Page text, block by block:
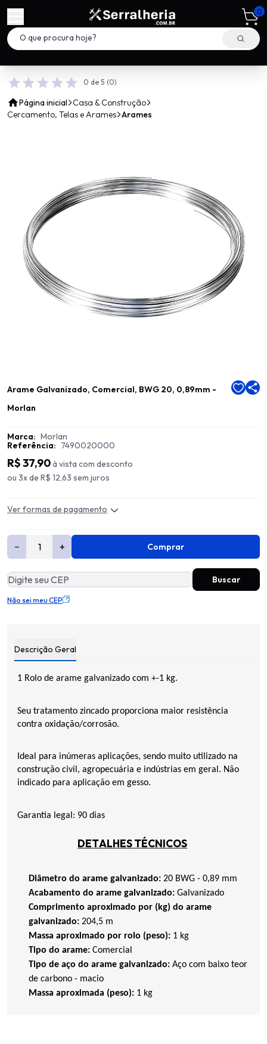
0
0 de 5 (0)
Página inicial
Casa & Construção
Cercamento, Telas e Arames Arames
Arame Galvanizado, Comercial, BWG 20, 0,89mm -
Morlan
Marca: Morlan
Referência: 7490020000
R$ 37,90à vista com desconto
ou 3x de R$ 12,63 sem juros
Ver formas de pagamento
− + Comprar
Não sei meu CEP
Descrição Geral
1 Rolo de arame galvanizado com +-1 kg.
Seu tratamento zincado proporciona maior resistência
contra oxidação/corrosão.
Ideal para inúmeras aplicações, sendo muito utilizado na
construção civil, agropecuária e indústrias em geral. Não
indicado para aplicação em gesso.
Garantia legal: 90 dias
DETALHES TÉCNICOS
Diâmetro do arame galvanizado: 20 BWG - 0,89 mm
Acabamento do arame galvanizado: Galvanizado
Comprimento aproximado por (kg) do arame
galvanizado: 204,5 m
Massa aproximado por rolo (peso): 1 kg
Tipo do arame: Comercial
Tipo de aço do arame galvanizado: Aço com baixo teor
de carbono - macio
Massa aproximada (peso): 1 kg